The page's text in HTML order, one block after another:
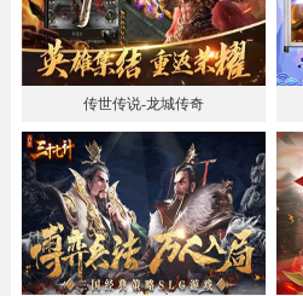
传世传说-龙城传奇